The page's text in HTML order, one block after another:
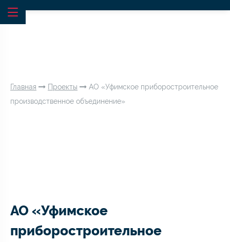
Главная Проекты
АО «Уфимское приборостроительное
производственное объединение»
АО «Уфимское
приборостроительное